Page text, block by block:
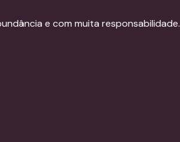
e com muita responsabilidade.